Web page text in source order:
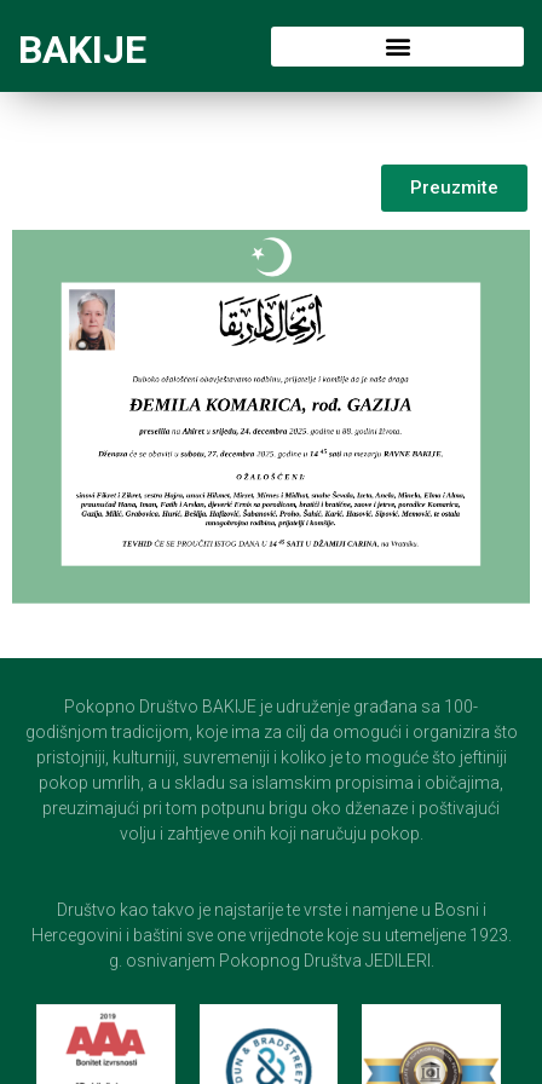
BAKIJE
Preuzmite
Pokopno Društvo BAKIJE je udruženje građana sa 100-
godišnjom tradicijom, koje ima za cilj da omogući i organizira što
pristojniji, kulturniji, suvremeniji i koliko je to moguće što jeftiniji
pokop umrlih, a u skladu sa islamskim propisima i običajima,
preuzimajući pri tom potpunu brigu oko dženaze i poštivajući
volju i zahtjeve onih koji naručuju pokop.
Društvo kao takvo je najstarije te vrste i namjene u Bosni i
Hercegovini i baštini sve one vrijednote koje su utemeljene 1923.
g. osnivanjem Pokopnog Društva JEDILERI.